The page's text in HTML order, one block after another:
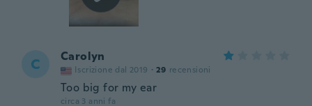
C Carolyn
Iscrizione dal 2019 · 29 recensioni
Too big for my ear
circa 3 anni fa